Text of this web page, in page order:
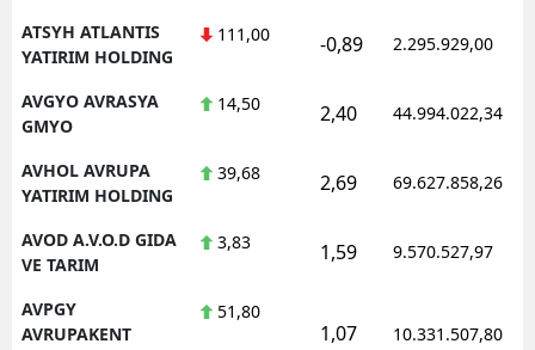
ATSYH ATLANTIS
YATIRIM HOLDING
111,00 -0,89 2.295.929,00
AVGYO AVRASYA
GMYO
14,50 2,40 44.994.022,34
AVHOL AVRUPA
YATIRIM HOLDING
39,68 2,69 69.627.858,26
AVOD A.V.O.D GIDA
VE TARIM
3,83 1,59 9.570.527,97
AVPGY
AVRUPAKENT
51,80
1,07 10.331.507,80